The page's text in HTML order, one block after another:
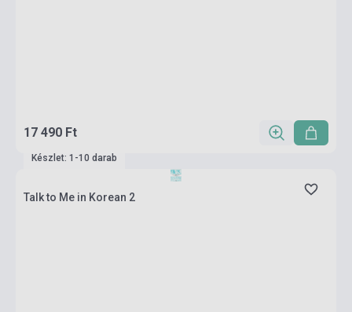
17 490 Ft
Készlet: 1-10 darab
Talk to Me in Korean 2